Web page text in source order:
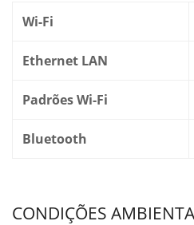
Wi-Fi
Ethernet LAN
Padrões Wi-Fi
Bluetooth
CONDIÇÕES